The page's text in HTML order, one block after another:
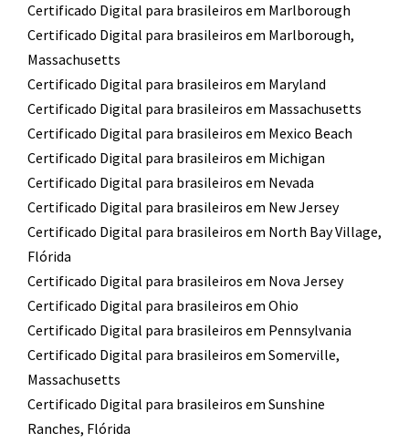
Certificado Digital para brasileiros em Marlborough
Certificado Digital para brasileiros em Marlborough,
Massachusetts
Certificado Digital para brasileiros em Maryland
Certificado Digital para brasileiros em Massachusetts
Certificado Digital para brasileiros em Mexico Beach
Certificado Digital para brasileiros em Michigan
Certificado Digital para brasileiros em Nevada
Certificado Digital para brasileiros em New Jersey
Certificado Digital para brasileiros em North Bay Village,
Flórida
Certificado Digital para brasileiros em Nova Jersey
Certificado Digital para brasileiros em Ohio
Certificado Digital para brasileiros em Pennsylvania
Certificado Digital para brasileiros em Somerville,
Massachusetts
Certificado Digital para brasileiros em Sunshine
Ranches, Flórida